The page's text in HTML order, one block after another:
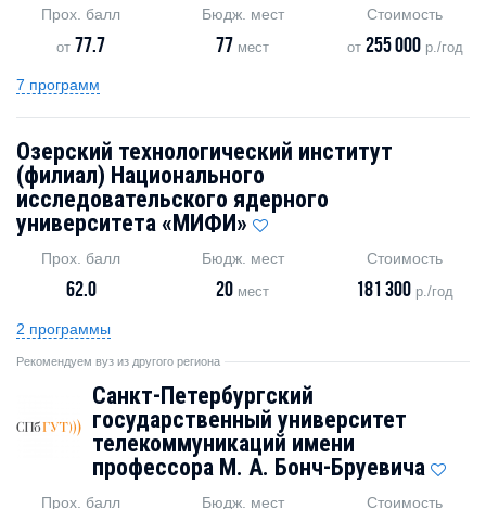
Прох. балл
от 77.7
Бюдж. мест
77 мест
Стоимость
от 255 000р./год
7 программ
Озерский технологический институт
(филиал) Национального
исследовательского ядерного
университета «МИФИ»
Прох. балл
62.0
Бюдж. мест
20 мест
Стоимость
181 300 р./год
2 программы
Рекомендуем вуз из другого региона
Санкт-Петербургский
государственный университет
телекоммуникаций имени
профессора М. А. Бонч-Бруевича
Прох. балл Бюдж. мест Стоимость